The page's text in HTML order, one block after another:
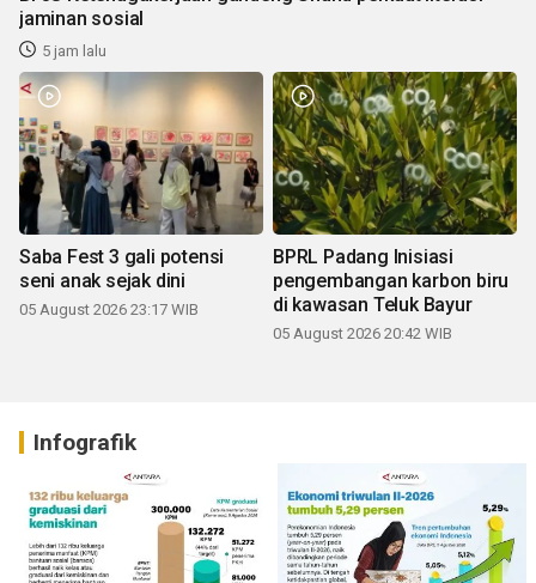
jaminan sosial
5 jam lalu
Saba Fest 3 gali potensi
seni anak sejak dini
05 August 2026 23:17 WIB
BPRL Padang Inisiasi
pengembangan karbon biru
di kawasan Teluk Bayur
05 August 2026 20:42 WIB
Infografik